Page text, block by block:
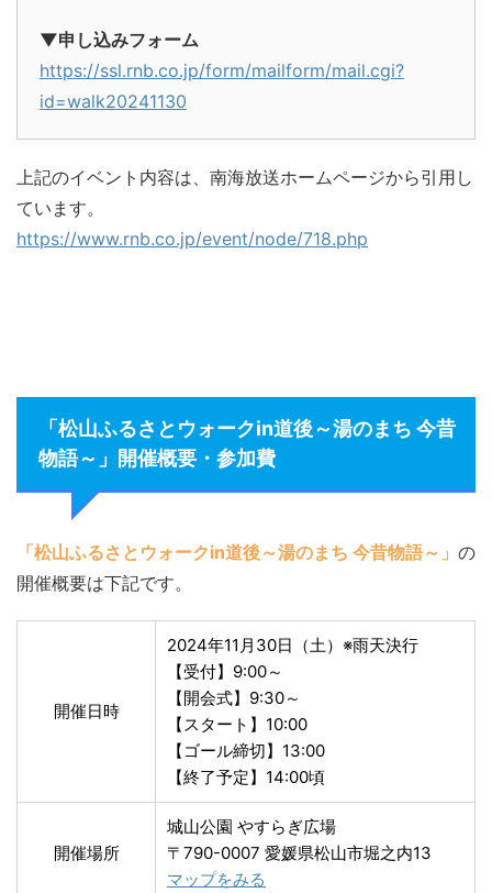
▼申し込みフォーム
https://ssl.rnb.co.jp/form/mailform/mail.cgi?
id=walk20241130
上記のイベント内容は、南海放送ホームページから引用し
ています。
https://www.rnb.co.jp/event/node/718.php
「松山ふるさとウォークin道後～湯のまち 今昔
物語～」開催概要・参加費
「松山ふるさとウォークin道後～湯のまち 今昔物語～」 の
開催概要は下記です。
開催日時
2024年11月30日（土）※雨天決行
【受付】9:00～
【開会式】9:30～
【スタート】10:00
【ゴール締切】13:00
【終了予定】14:00頃
開催場所
城山公園 やすらぎ広場
〒790-0007 愛媛県松山市堀之内13
マップをみる